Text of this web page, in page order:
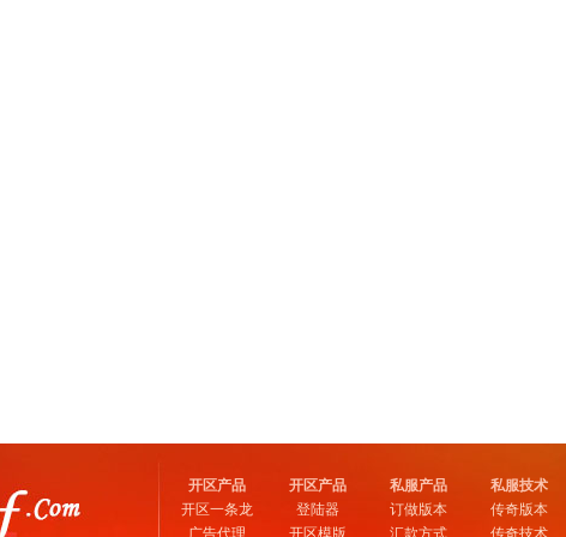
开区产品
开区一条龙
广告代理
开区产品
登陆器
开区模版
私服产品
订做版本
汇款方式
私服技术
传奇版本
传奇技术